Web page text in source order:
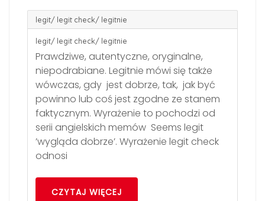
legit/ legit check/ legitnie
legit/ legit check/ legitnie
Prawdziwe, autentyczne, oryginalne,
niepodrabiane. Legitnie mówi się także
wówczas, gdy jest dobrze, tak, jak być
powinno lub coś jest zgodne ze stanem
faktycznym. Wyrażenie to pochodzi od
serii angielskich memów Seems legit
’wygląda dobrze’. Wyrażenie legit check
odnosi
CZYTAJ WIĘCEJ